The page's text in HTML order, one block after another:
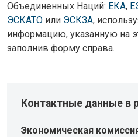
Объединенных Наций: ЕКА,
ЭСКАТО или ЭСКЗА,
информацию, указанную на
заполнив форму справа.
Контактные данные в
Экономическая